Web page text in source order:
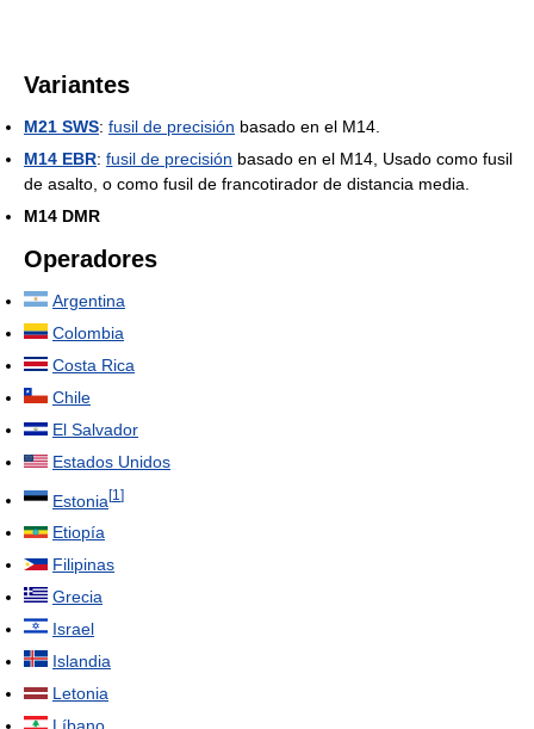
Variantes
M21 SWS: fusil de precisión basado en el M14.
M14 EBR: fusil de precisión basado en el M14, Usado como fusil
de asalto, o como fusil de francotirador de distancia media.
M14 DMR
Operadores
Argentina
Colombia
Costa Rica
Chile
El Salvador
Estados Unidos
Estonia[1 ]
Etiopía
Filipinas
Grecia
Israel
Islandia
Letonia